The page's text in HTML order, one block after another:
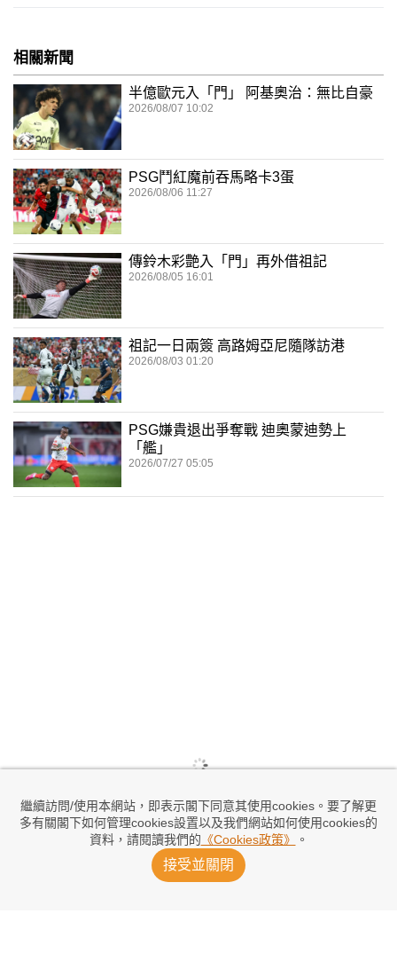
繼續訪問/使用本網站，即表示閣下同意其使用cookies。要了解更
多有關閣下如何管理cookies設置以及我們網站如何使用cookies的
資料，請閱讀我們的 《Cookies政策》 。
接受並關閉
相關新聞
半億歐元入「門」 阿基奧治：無比自豪
2026/08/07 10:02
PSG鬥紅魔前吞馬略卡3蛋
2026/08/06 11:27
傳鈴木彩艶入「門」再外借祖記
2026/08/05 16:01
祖記一日兩簽 高路姆亞尼隨隊訪港
2026/08/03 01:20
PSG嫌貴退出爭奪戰 迪奧蒙迪勢上
「艦」
2026/07/27 05:05